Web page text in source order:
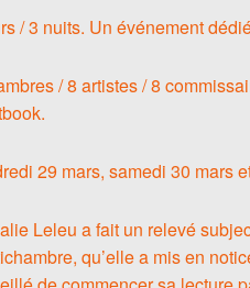
/ 3 nuits. Un événement
/ 8 artistes / 8
29 mars, samedi 30 mars
Leleu a fait un relevé
qu’elle a mis en